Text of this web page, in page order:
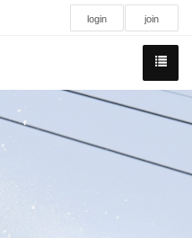
login join